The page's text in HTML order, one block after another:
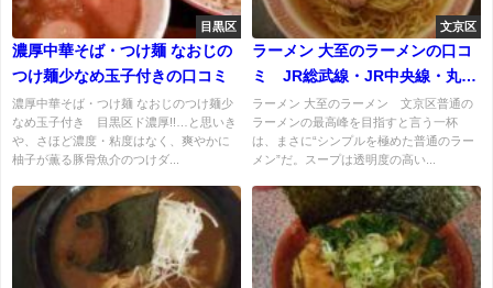
目黒区
濃厚中華そば・つけ麺 なおじの
つけ麺少なめ玉子付きの口コミ
濃厚中華そば・つけ麺 なおじのつけ麺少
なめ玉子付き 目黒区ド濃厚!!…と思いき
や、さほど濃度・粘度はなく、爽やかに
柚子が薫る豚骨魚介のつけダ...
文京区
ラーメン 大至のラーメンの口コ
ミ JR総武線・JR中央線・丸の
内線「御茶ノ水駅」から徒歩3分
ラーメン 大至のラーメン 文京区普通の
ラーメンの最高峰を目指すと言う一杯
は、まさに“シンプルを極めた普通のラー
メン”だ。スープは透明度の高い...